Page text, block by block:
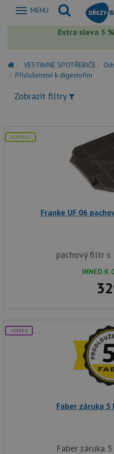
Zobrazit
MENU
Extra sleva 5
VESTAVNÉ SPOTŘEBIČE
Příslušenství k digestořím
Zobrazit filtry
NOVINKA
Franke UF 06
pachový filtr
IHNED K
+DÁREK
Faber záruka
Faber záruka